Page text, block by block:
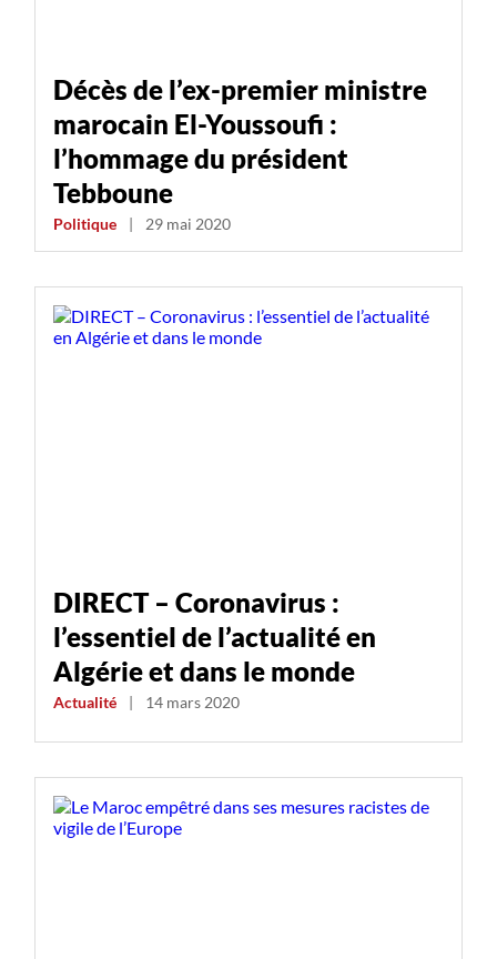
Décès de l’ex-premier ministre
marocain El-Youssoufi :
l’hommage du président
Tebboune
Politique | 29 mai 2020
DIRECT – Coronavirus :
l’essentiel de l’actualité en
Algérie et dans le monde
Actualité | 14 mars 2020